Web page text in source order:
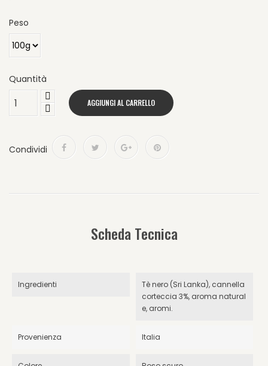
Peso
Quantità
AGGIUNGI AL CARRELLO
Condividi
Scheda Tecnica
Ingredienti
Tè nero (Sri Lanka), cannella
corteccia 3%, aroma natural
e, aromi.
Provenienza Italia